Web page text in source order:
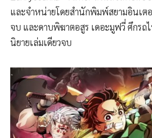
และจำหน่ายโดยสำนักพิมพ์สยามอินเต
จบ และดาบพิฆาตอสูร เดอะมูฟวี่ ศึกรถ
นิยายเล่มเดียวจบ